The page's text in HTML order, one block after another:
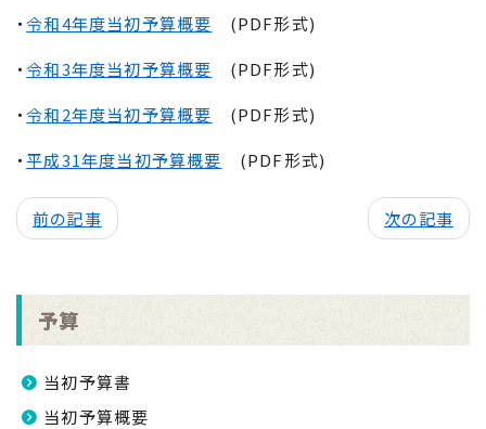
・令和4年度当初予算概要 (PDF形式)
・令和3年度当初予算概要 (PDF形式)
・令和2年度当初予算概要 (PDF形式)
・平成31年度当初予算概要 (PDF形式)
前の記事 次の記事
予算
当初予算書
当初予算概要